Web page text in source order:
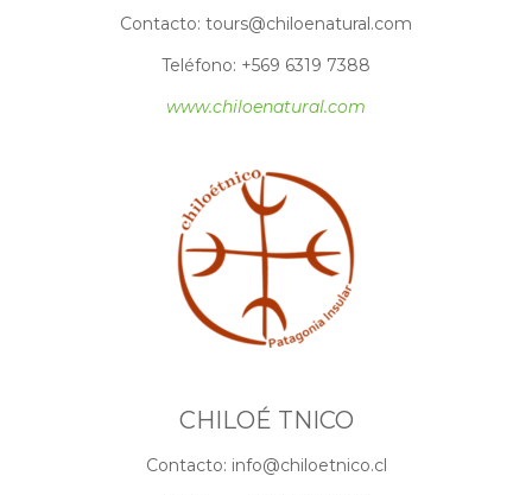
Contacto: tours@chiloenatural.com
Teléfono: +569 6319 7388
www.chiloenatural.com
CHILOÉ TNICO
Contacto: info@chiloetnico.cl